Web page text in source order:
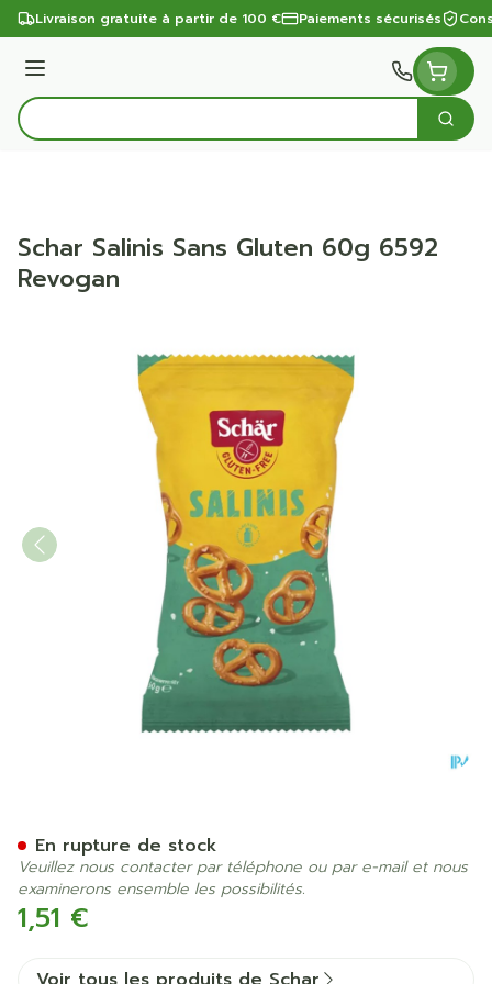
Aller au contenu
Livraison gratuite à partir de 100 € Paiements sécurisés
Menu
Rechercher
Schar Salinis Sans Gluten 60g 6592
Revogan
1,51 €
En rupture de stock
Veuillez nous contacter par téléphone ou par e-mail et nous
examinerons ensemble les possibilités.